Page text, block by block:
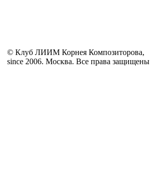
© Клуб ЛИИМ Корнея Композиторова,
since 2006. Москва. Все права защищены